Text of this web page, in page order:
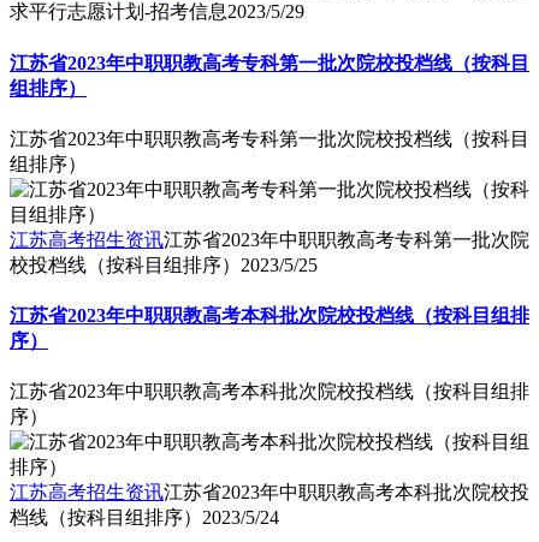
求平行志愿计划-招考信息2023/5/29
江苏省2023年中职职教高考专科第一批次院校投档线（按科目
组排序）
江苏省2023年中职职教高考专科第一批次院校投档线（按科目
组排序）
江苏高考招生资讯江苏省2023年中职职教高考专科第一批次院
校投档线（按科目组排序） 2023/5/25
江苏省2023年中职职教高考本科批次院校投档线（按科目组排
序）
江苏省2023年中职职教高考本科批次院校投档线（按科目组排
序）
江苏高考招生资讯江苏省2023年中职职教高考本科批次院校投
档线（按科目组排序） 2023/5/24